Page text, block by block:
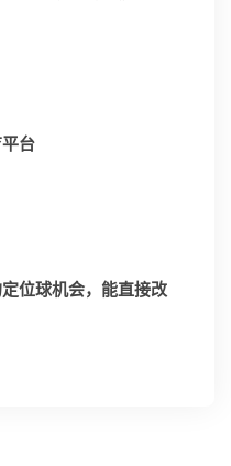
台
位球机会，能直接改